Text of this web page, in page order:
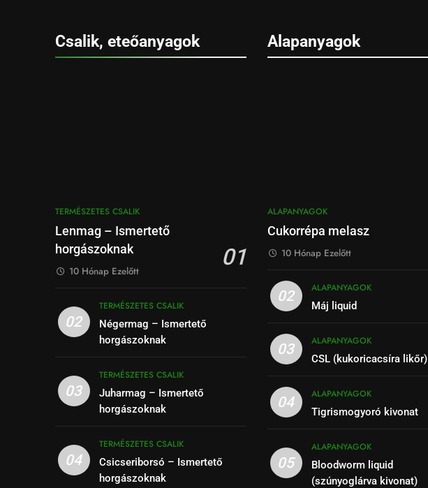
Csalik, eteőanyagok
TERMÉSZETES CSALIK
Lenmag – Ismertető
horgászoknak
01
10 Hónap Ezelőtt
02
TERMÉSZETES CSALIK
Négermag – Ismertető
horgászoknak
03
TERMÉSZETES CSALIK
Juharmag – Ismertető
horgászoknak
04
TERMÉSZETES CSALIK
Csicseriborsó – Ismertető
horgászoknak
Alapanyagok
ALAPANYAGOK
Cukorrépa melasz
10 Hónap Ezelőtt
02
ALAPANYAGOK
Máj liquid
03
ALAPANYAGOK
CSL (kukoricacsíra likőr)
04
ALAPANYAGOK
Tigrismogyoró kivonat
05
ALAPANYAGOK
Bloodworm liquid
(szúnyoglárva kivonat)